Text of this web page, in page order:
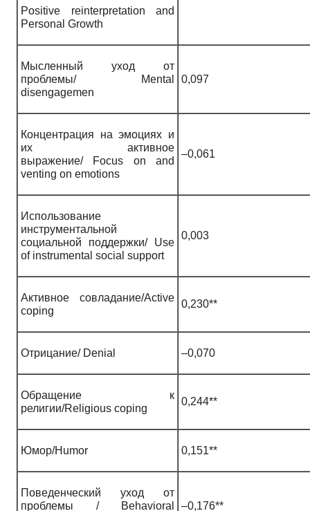
Positive reinterpretation and
Personal Growth
Мысленный уход от
проблемы/ Mental
disengagemen
0,097
Концентрация на эмоциях и
их активное
выражение/ Focus on and
venting on emotions
–0,061
Использование
инструментальной
социальной поддержки/ Use
of instrumental social support
0,003
Активное совладание/Active
coping
0,230**
Отрицание/ Denial –0,070
Обращение к
религии/Religious coping
0,244**
Юмор/Humor 0,151**
Поведенческий уход от
проблемы / Behavioral
–0,176**